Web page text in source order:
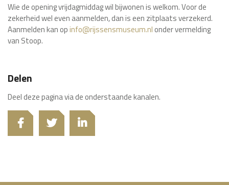
Wie de opening vrijdagmiddag wil bijwonen is welkom. Voor de
zekerheid wel even aanmelden, dan is een zitplaats verzekerd.
Aanmelden kan opinfo@rijssensmuseum.nlonder vermelding
van Stoop.
Delen
Deel deze pagina via de onderstaande kanalen.